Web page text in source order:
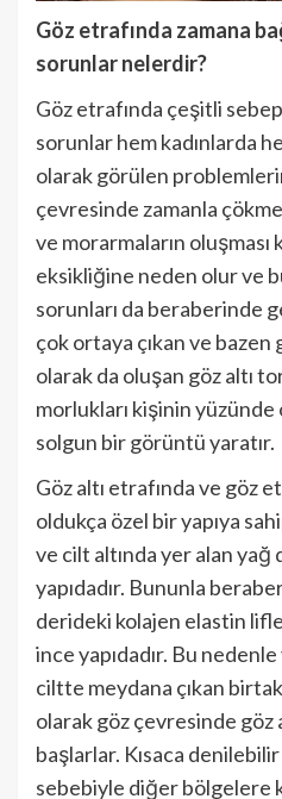
Göz etrafında zamana
sorunlar nelerdir?
Göz etrafında çeşitli
sorunlar hem kadınlarda
olarak görülen
çevresinde zamanla
ve morarmaların
eksikliğine neden olur ve
sorunları da beraberinde
çok ortaya çıkan ve
olarak da oluşan göz altı
morlukları kişinin
solgun bir görüntü yaratır.
Göz altı etrafında ve göz
oldukça özel bir yapıya
ve cilt altında yer alan yağ
yapıdadır. Bununla
derideki kolajen elastin
ince yapıdadır. Bu
ciltte meydana çıkan
olarak göz çevresinde göz
başlarlar. Kısaca denilebilir
sebebiyle diğer bölgelere